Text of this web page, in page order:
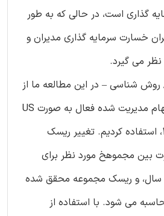
گذاری است، در حالی که به طور
خسارت سرمایه گذاری مدیران و
نظر می گیرد.
شناسی – در این مطالعه ما از
یک نمونه از سرمایه سهام مدیریت شده فعال به صورت US
در دوره ی 1980 تا 2010، استفاده کردیم. تغییر ریسک
بین مجموهخ مورد نظر برای
سال، و ریسک مجموعه محقق شده
می شود. با استفاده از